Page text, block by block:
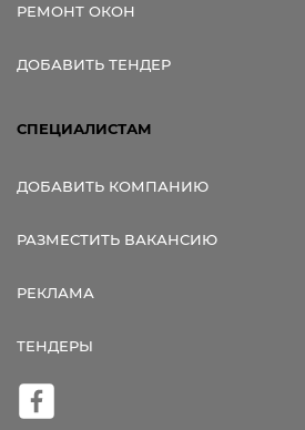
РЕМОНТ ОКОН
ДОБАВИТЬ ТЕНДЕР
СПЕЦИАЛИСТАМ
ДОБАВИТЬ КОМПАНИЮ
РАЗМЕСТИТЬ ВАКАНСИЮ
РЕКЛАМА
ТЕНДЕРЫ